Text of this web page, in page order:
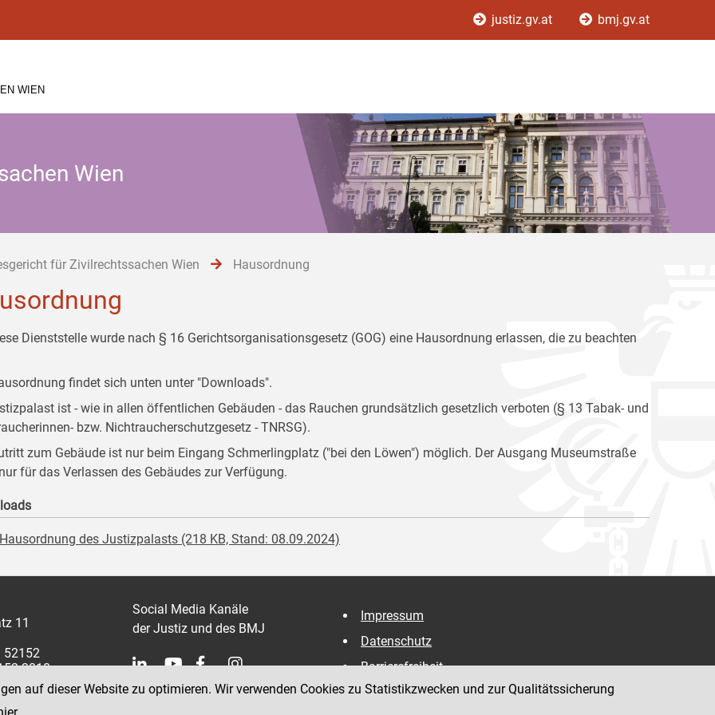
justiz.gv.at bmj.gv.at
WIEN
Wien
für Zivilrechtssachen Wien Hausordnung
Dienststelle wurde nach § 16 Gerichtsorganisationsgesetz (GOG) eine Hausordnung erlassen, die zu beachten
findet sich unten unter "Downloads".
ist - wie in allen öffentlichen Gebäuden - das Rauchen grundsätzlich gesetzlich verboten (§ 13 Tabak- und
bzw. Nichtraucherschutzgesetz - TNRSG).
zum Gebäude ist nur beim Eingang Schmerlingplatz ("bei den Löwen") möglich. Der Ausgang Museumstraße
für das Verlassen des Gebäudes zur Verfügung.
Hausordnung des Justizpalasts (218 KB, Stand: 08.09.2024)
11
52152
3810
Social Media Kanäle
der Justiz und des BMJ
Impressum
Datenschutz
Barrierefreiheit
Hinweisgeber:innenplattform (für Mitarbeiter:innen)
auf dieser Website zu optimieren. Wir verwenden Cookies zu Statistikzwecken und zur Qualitätssicherung